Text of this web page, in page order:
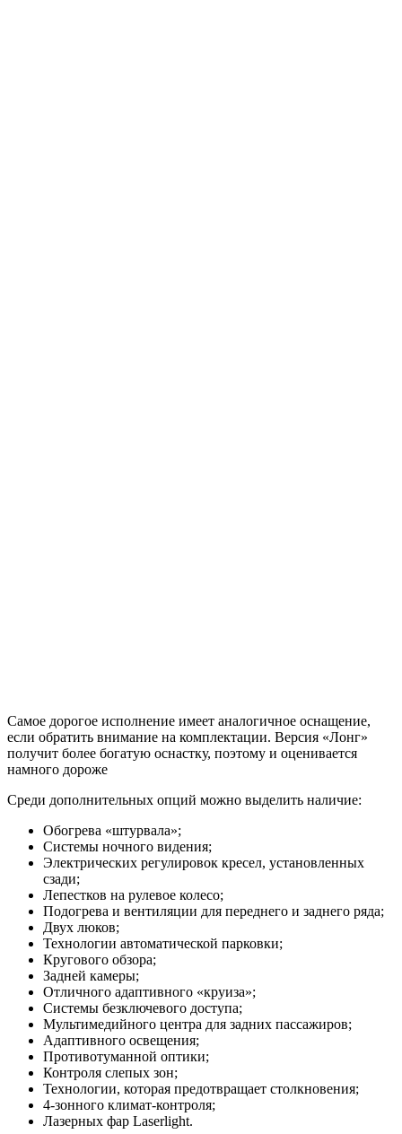
Самое дорогое исполнение имеет аналогичное оснащение,
если обратить внимание на комплектации. Версия «Лонг»
получит более богатую оснастку, поэтому и оценивается
намного дороже
Среди дополнительных опций можно выделить наличие:
Обогрева «штурвала»;
Системы ночного видения;
Электрических регулировок кресел, установленных
сзади;
Лепестков на рулевое колесо;
Подогрева и вентиляции для переднего и заднего ряда;
Двух люков;
Технологии автоматической парковки;
Кругового обзора;
Задней камеры;
Отличного адаптивного «круиза»;
Системы безключевого доступа;
Мультимедийного центра для задних пассажиров;
Адаптивного освещения;
Противотуманной оптики;
Контроля слепых зон;
Технологии, которая предотвращает столкновения;
4-зонного климат-контроля;
Лазерных фар Laserlight.